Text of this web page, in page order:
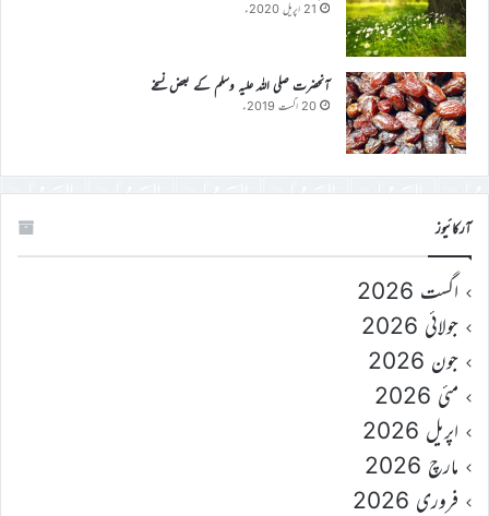
21 اپریل 2020ء
آنحضرت صلی اللہ علیہ وسلم کے بعض نسخے
20 اگست 2019ء
آرکائیوز
اگست 2026
جولائی 2026
جون 2026
مئی 2026
اپریل 2026
مارچ 2026
فروری 2026